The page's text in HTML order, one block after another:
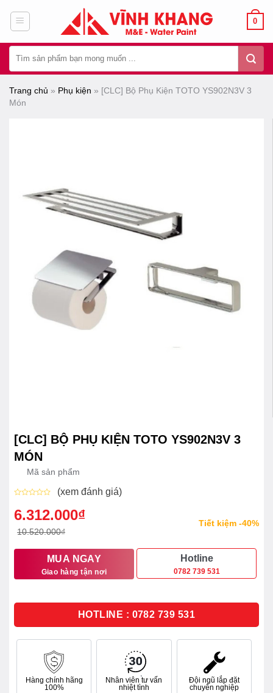
dung
0
kiếm:
Trang chủ » Phụ kiện » [CLC] Bộ Phụ Kiện TOTO YS902N3V 3
Món
[CLC] BỘ PHỤ KIỆN TOTO YS902N3V 3
MÓN
Mã sản phẩm
xếp
hạng
5
(xem đánh giá)
10.520.000₫
Giá
gốc
10.520.000₫.
6.312.000₫
Giá
hiện
6.312.000₫.
Tiết kiệm -40%
MUA NGAY
Giao hàng tận nơi
Hotline
0782 739 531
HOTLINE : 0782 739 531
Hàng chính hãng
100%
Nhân viên tư vấn
nhiệt tình
Đội ngũ lắp đặt
chuyên nghiệp